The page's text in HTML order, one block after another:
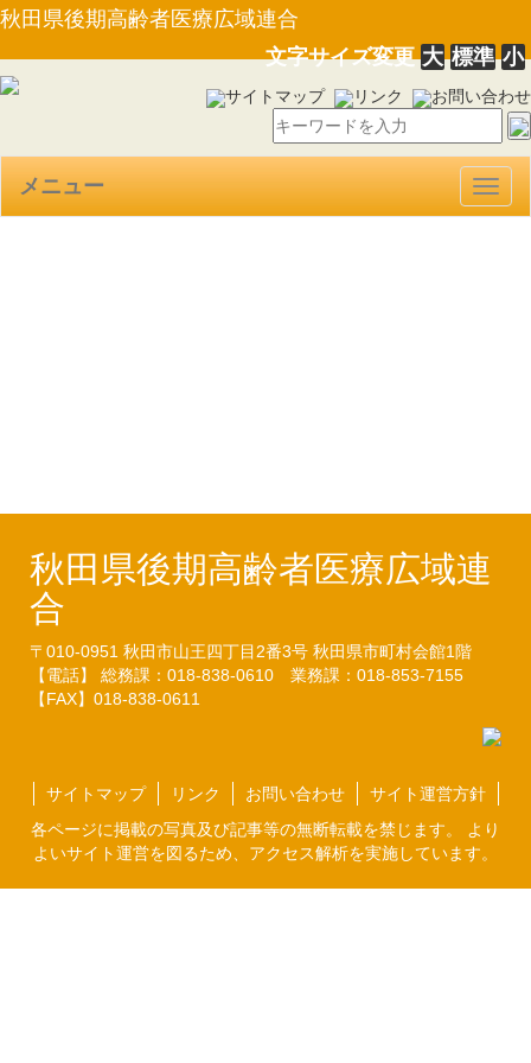
秋田県後期高齢者医療広域連合
文字サイズ変更大 標準 小
サイトマップ リンク お問い合わせ
メニュー
秋田県後期高齢者医療広域連
合
〒010-0951 秋田市山王四丁目2番3号 秋田県市町村会館1階
【電話】 総務課：018-838-0610 業務課：018-853-7155
【FAX】018-838-0611
サイトマップ リンク お問い合わせ
サイト運営方針
各ページに掲載の写真及び記事等の無断転載を禁じます。 より
よいサイト運営を図るため、アクセス解析を実施しています。